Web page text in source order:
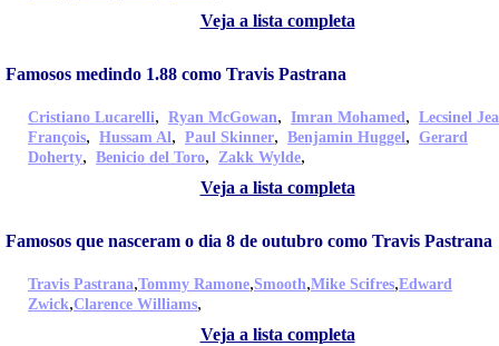
Veja a lista completa
Famosos medindo 1.88 como Travis Pastrana
Cristiano Lucarelli, Ryan McGowan, Imran Mohamed, Lecsinel
François, Hussam Al, Paul Skinner, Benjamin Huggel, Gerard
Doherty, Benicio del Toro, Zakk Wylde,
Veja a lista completa
Famosos que nasceram o dia 8 de outubro como Travis Pastrana
Travis Pastrana,Tommy Ramone,Smooth,Mike Scifres,Edward
Zwick,Clarence Williams,
Veja a lista completa